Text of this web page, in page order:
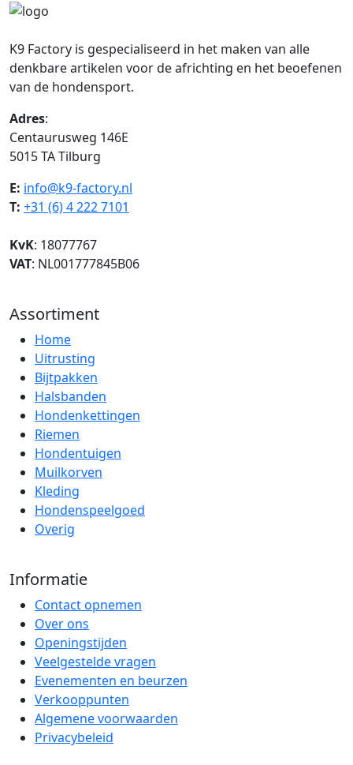
K9 Factory is gespecialiseerd in het maken van alle
denkbare artikelen voor de africhting en het beoefenen
van de hondensport.
Adres:
Centaurusweg 146E
5015 TA Tilburg
E: info@k9-factory.nl
T: +31 (6) 4 222 7101
KvK: 18077767
VAT: NL001777845B06
Assortiment
Home
Uitrusting
Bijtpakken
Halsbanden
Hondenkettingen
Riemen
Hondentuigen
Muilkorven
Kleding
Hondenspeelgoed
Overig
Informatie
Contact opnemen
Over ons
Openingstijden
Veelgestelde vragen
Evenementen en beurzen
Verkooppunten
Algemene voorwaarden
Privacybeleid